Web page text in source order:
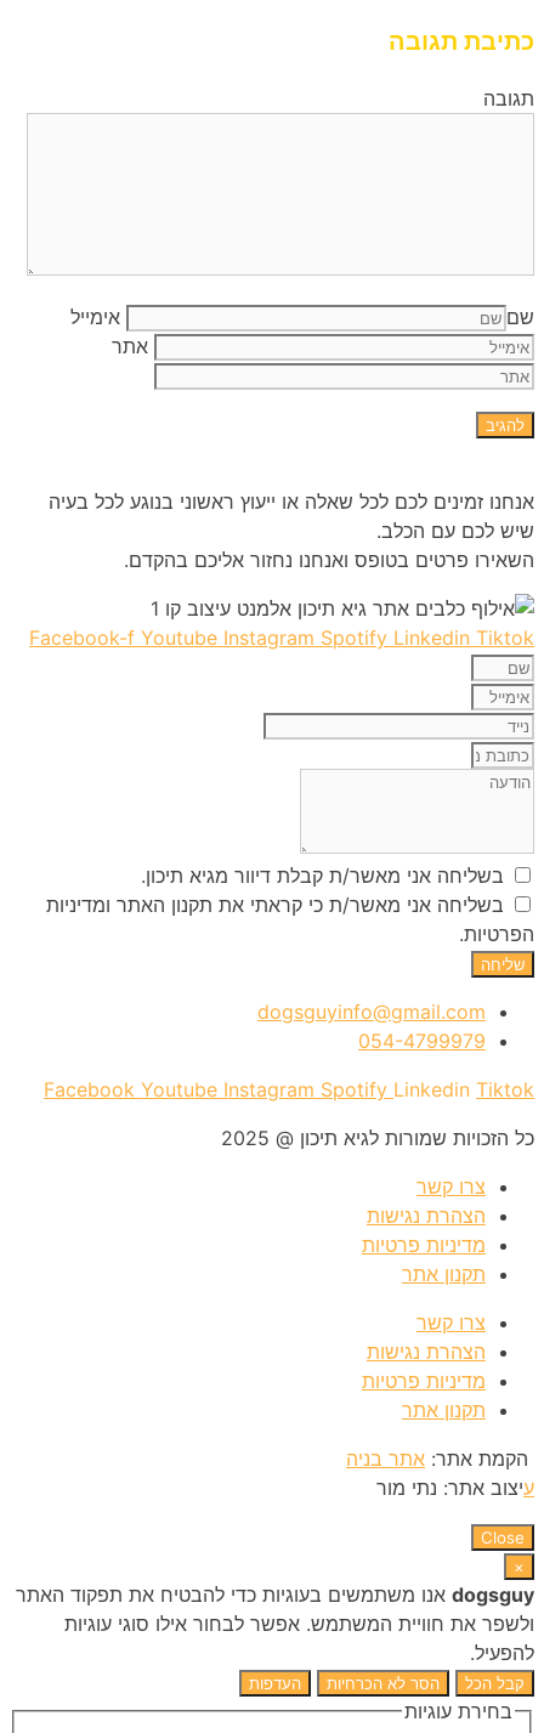
כתיבת תגובה
תגובה
שם
אימייל
אתר
אנחנו זמינים לכם לכל שאלה או ייעוץ ראשוני בנוגע לכל בעיה
שיש לכם עם הכלב.
השאירו פרטים בטופס ואנחנו נחזור אליכם בהקדם.
Facebook-f Youtube Instagram Spotify Linkedin Tiktok
בשליחה אני מאשר/ת קבלת דיוור מגיא תיכון.
בשליחה אני מאשר/ת כי קראתי את תקנון האתר ומדיניות
הפרטיות.
שליחה
dogsguyinfo@gmail.com
054-4799979
Facebook Youtube Instagram Spotify Linkedin Tiktok
כל הזכויות שמורות לגיא תיכון @ 2025
צרו קשר
הצהרת נגישות
מדיניות פרטיות
תקנון אתר
צרו קשר
הצהרת נגישות
מדיניות פרטיות
תקנון אתר
הקמת אתר: אתר בניה
עיצוב אתר: נתי מור
Close
×
dogsguy אנו משתמשים בעוגיות כדי להבטיח את תפקוד האתר
ולשפר את חוויית המשתמש. אפשר לבחור אילו סוגי עוגיות
להפעיל.
קבל הכל הסר לא הכרחיות העדפות
בחירת עוגיות